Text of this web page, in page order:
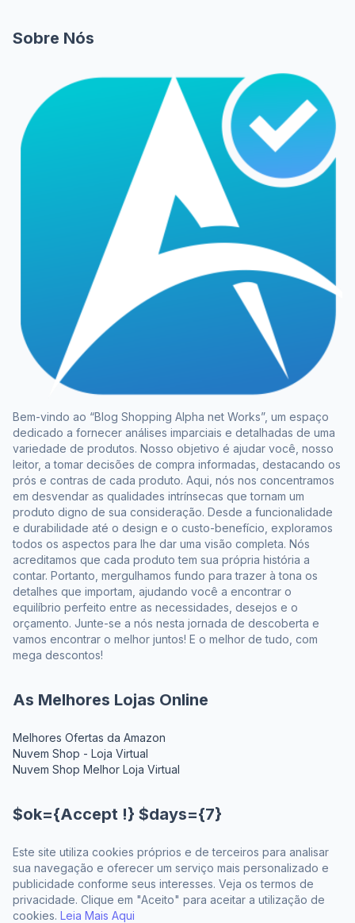
Sobre Nós
Bem-vindo ao “Blog Shopping Alpha net Works”, um espaço
dedicado a fornecer análises imparciais e detalhadas de uma
variedade de produtos. Nosso objetivo é ajudar você, nosso
leitor, a tomar decisões de compra informadas, destacando os
prós e contras de cada produto. Aqui, nós nos concentramos
em desvendar as qualidades intrínsecas que tornam um
produto digno de sua consideração. Desde a funcionalidade
e durabilidade até o design e o custo-benefício, exploramos
todos os aspectos para lhe dar uma visão completa. Nós
acreditamos que cada produto tem sua própria história a
contar. Portanto, mergulhamos fundo para trazer à tona os
detalhes que importam, ajudando você a encontrar o
equilíbrio perfeito entre as necessidades, desejos e o
orçamento. Junte-se a nós nesta jornada de descoberta e
vamos encontrar o melhor juntos! E o melhor de tudo, com
mega descontos!
As Melhores Lojas Online
Melhores Ofertas da Amazon
Nuvem Shop - Loja Virtual
Nuvem Shop Melhor Loja Virtual
$ok={Accept !} $days={7}
Este site utiliza cookies próprios e de terceiros para analisar
sua navegação e oferecer um serviço mais personalizado e
publicidade conforme seus interesses. Veja os termos de
privacidade. Clique em "Aceito" para aceitar a utilização de
cookies. Leia Mais Aqui